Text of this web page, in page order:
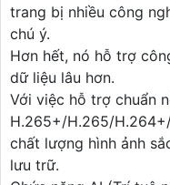
trang bị nhiều công
chú ý.
Hơn hết, nó hỗ trợ
dữ liệu lâu hơn.
Với việc hỗ trợ chuẩn
H.265+/H.265/
chất lượng hình ảnh
lưu trữ.